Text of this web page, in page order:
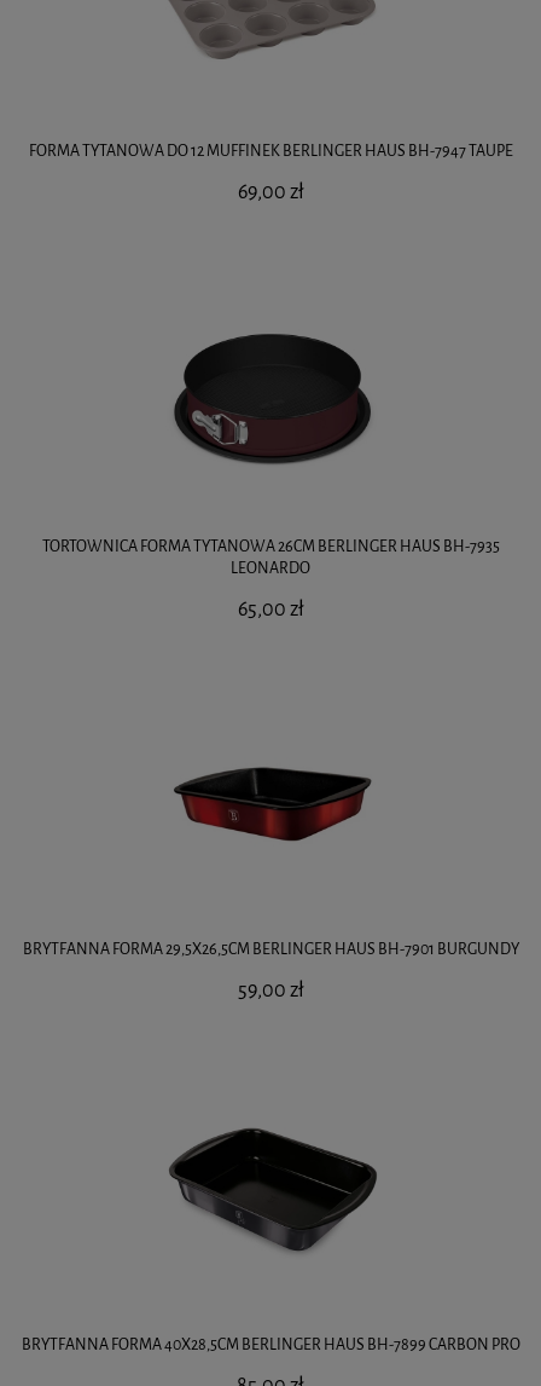
FORMA TYTANOWA DO 12 MUFFINEK BERLINGER HAUS BH-7947 TAUPE
69,00 zł
TORTOWNICA FORMA TYTANOWA 26CM BERLINGER HAUS BH-7935
LEONARDO
65,00 zł
BRYTFANNA FORMA 29,5X26,5CM BERLINGER HAUS BH-7901 BURGUNDY
59,00 zł
BRYTFANNA FORMA 40X28,5CM BERLINGER HAUS BH-7899 CARBON PRO